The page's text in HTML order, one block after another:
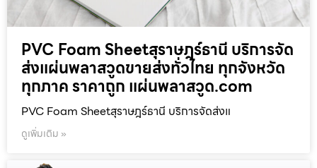
PVC Foam Sheetสุราษฎร์ธานี บริการจัด
ส่งแผ่นพลาสวูดขายส่งทั่วไทย ทุกจังหวัด
ทุกภาค ราคาถูก แผ่นพลาสวูด.com
PVC Foam Sheetสุราษฎร์ธานี บริการจัดส่งแ
ดูเพิ่มเติม »